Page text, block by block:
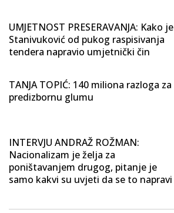
UMJETNOST PRESERAVANJA: Kako je
Stanivuković od pukog raspisivanja
tendera napravio umjetnički čin
TANJA TOPIĆ: 140 miliona razloga za
predizbornu glumu
INTERVJU ANDRAŽ ROŽMAN:
Nacionalizam je želja za
poništavanjem drugog, pitanje je
samo kakvi su uvjeti da se to napravi